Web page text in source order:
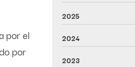
por el
por
2025
2024
2023